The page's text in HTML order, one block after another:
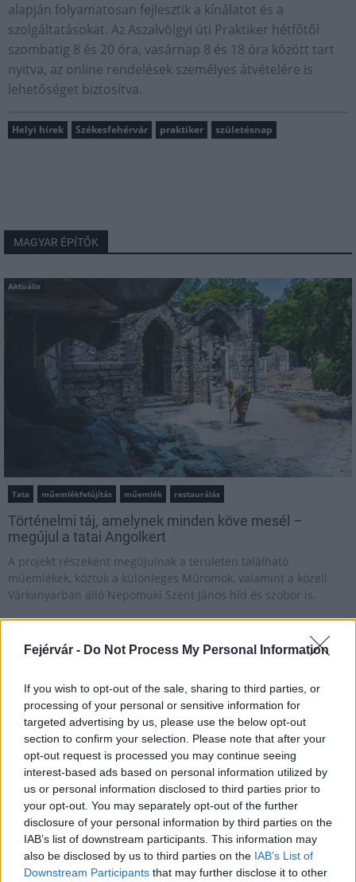
Fejérvár - Do Not Process My Personal Information
If you wish to opt-out of the sale, sharing to third parties, or
processing of your personal or sensitive information for
targeted advertising by us, please use the below opt-out
section to confirm your selection. Please note that after your
opt-out request is processed you may continue seeing
interest-based ads based on personal information utilized by
us or personal information disclosed to third parties prior to
your opt-out. You may separately opt-out of the further
disclosure of your personal information by third parties on the
IAB’s list of downstream participants. This information may
also be disclosed by us to third parties on the IAB’s List of
Downstream Participants that may further disclose it to other
alapján folyamatosan fejlesztik a kínálatot és a
szolgáltatásokat. Az Aszalvölgyi úti Praktiker hétfőtől
szombatig 8 és 20 óra, vasárnap 8 és 18 óra között tart
nyitva, az online rendelések személyes átvételére is
lehetőséget biztosítva.
Helyi hírek Székesfehérvár praktiker születésnap
MAGYAR ÉPÍTŐK
Aktuális
Tata műemlékfelújítás műemlék restaurálás
Történelmi táj, amelynek minden köve mesél –
megújul a tatai Angolkert
A projekt részeként megújulnak a területen található
műemlékek, köztük a különleges Műromok, valamint a közeli
Várkanyarban álló Nepomuki Szent János híd és szobor is.
M1 bővítés: már zajlik a teljesen új
Bicske Kelet csomópont építése
Új gyalogosátkelők és jelzőlámpás
csomópont épül Angyalföldön
Másfélszeresére bővítik
Hódmezővásárhely jó hírű református
iskoláját